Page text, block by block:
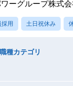
ーグループ株式会
採用 土日祝休み
職種カテゴリ